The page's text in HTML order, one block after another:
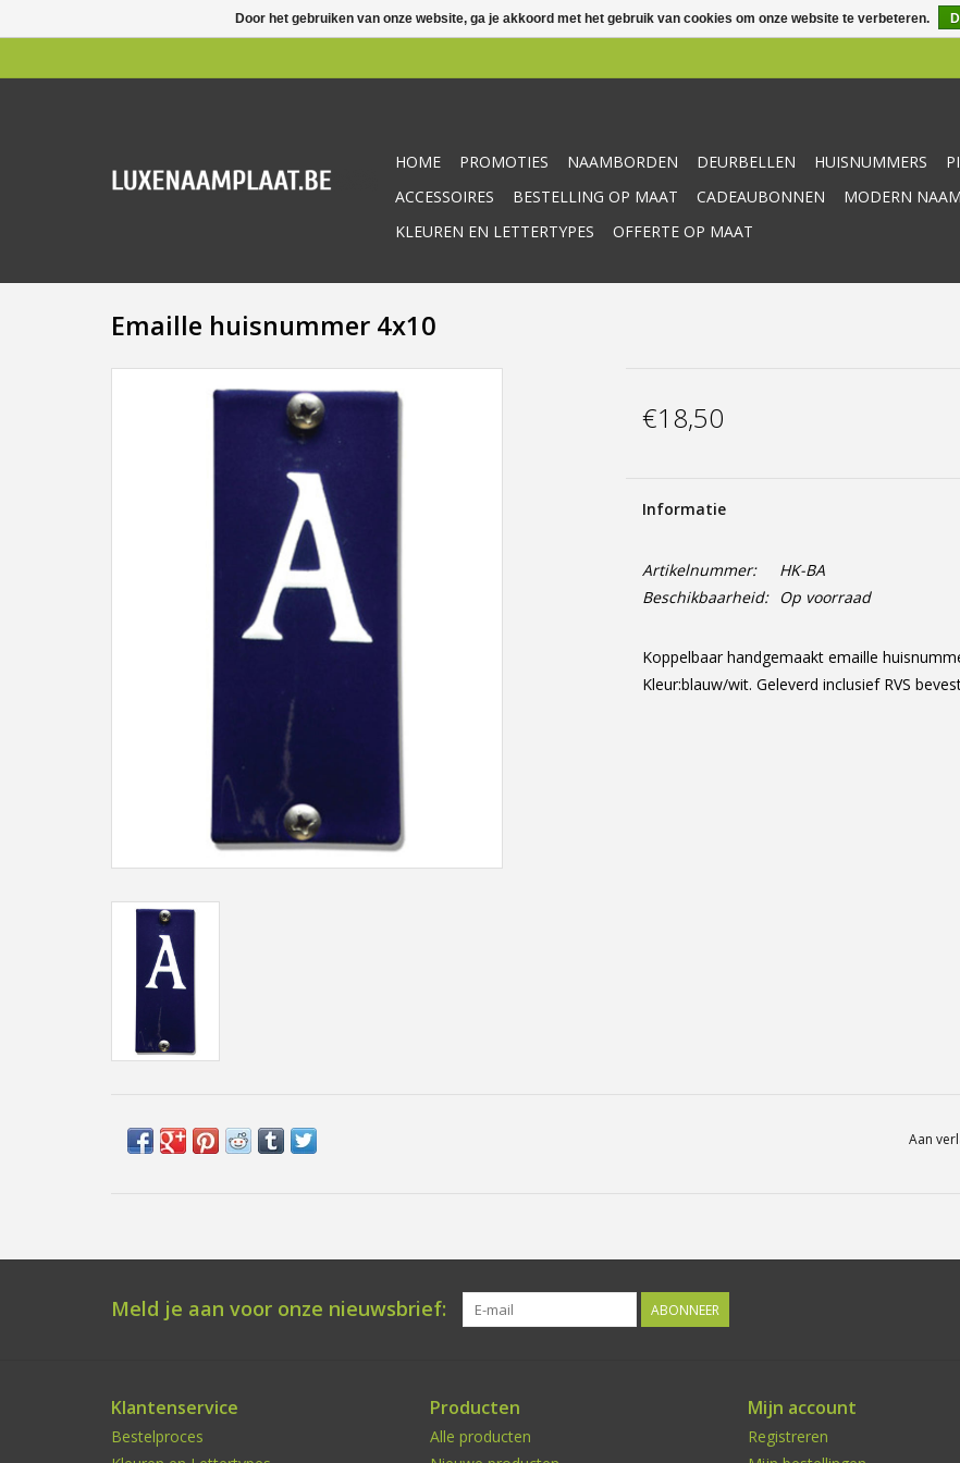
HOME PROMOTIES NAAMBORDEN DEURBELLEN HUISNUMMERS
ACCESSOIRES
BESTELLING OP MAAT CADEAUBONNEN MODERN
KLEUREN EN LETTERTYPES
OFFERTE OP MAAT
Emaille huisnummer 4x10
€18,50
Informatie
Artikelnummer:
HK-BA
Beschikbaarheid:
Op voorraad
Koppelbaar handgemaakt emaille
Kleur:blauw/wit. Geleverd inclusief RVS
Aan
Meld je aan voor onze nieuwsbrief: ABONNEER
Klantenservice
Bestelproces
Producten
Alle producten
Mijn account
Registreren
Door het gebruiken van onze website, ga je akkoord met het gebruik van cookies om onze website te verbeteren.